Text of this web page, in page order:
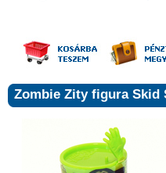
Zombie Zity figura Skid